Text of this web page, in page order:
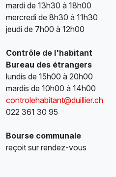
mardi de 13h30 à 18h00
mercredi de 8h30 à 11h30
jeudi de 7h00 à 12h00
Contrôle de l'habitant
Bureau des étrangers
lundis de 15h00 à 20h00
mardis de 10h00 à 14h00
controlehabitant@duillier.ch
022 361 30 95
Bourse communale
reçoit sur rendez-vous